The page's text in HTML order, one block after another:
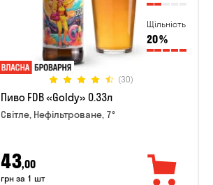
Щільність
20%
(30)
Пиво FDB «Goldy» 0.33л
Світле, Нефільтроване, 7°
43,00
грн за 1 шт